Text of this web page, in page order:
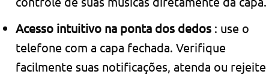
Acesso intuitivo na ponta dos dedos : use o
telefone com a capa fechada. Verifique
facilmente suas notificações, atenda ou rejeite